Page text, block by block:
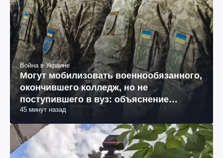
Война в Украине
Могут мобилизовать военнообязанного,
окончившего колледж, но не
поступившего в вуз: объяснение
юриста
45 минут назад